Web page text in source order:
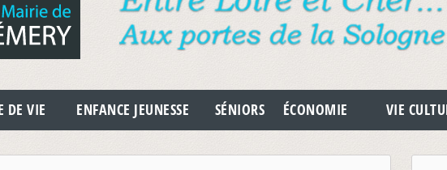
DE VIE ENFANCE JEUNESSE SÉNIORS ÉCONOMIE VIE